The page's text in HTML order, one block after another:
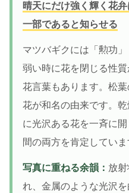
晴天にだけ強く輝く花
一部であると知らせる
マツバギクには「勲功
弱い時に花を閉じる性
花言葉もあります。松
花が和名の由来です。
に光沢ある花を一斉に
間の両方を肯定していま
写真に重ねる余韻： 放
れ、金属のような光沢